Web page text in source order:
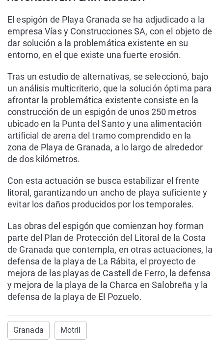
El espigón de Playa Granada se ha adjudicado a la
empresa Vías y Construcciones SA, con el objeto de
dar solución a la problemática existente en su
entorno, en el que existe una fuerte erosión.
Tras un estudio de alternativas, se seleccionó, bajo
un análisis multicriterio, que la solución óptima para
afrontar la problemática existente consiste en la
construcción de un espigón de unos 250 metros
ubicado en la Punta del Santo y una alimentación
artificial de arena del tramo comprendido en la
zona de Playa de Granada, a lo largo de alrededor
de dos kilómetros.
Con esta actuación se busca estabilizar el frente
litoral, garantizando un ancho de playa suficiente y
evitar los daños producidos por los temporales.
Las obras del espigón que comienzan hoy forman
parte del Plan de Protección del Litoral de la Costa
de Granada que contempla, en otras actuaciones, la
defensa de la playa de La Rábita, el proyecto de
mejora de las playas de Castell de Ferro, la defensa
y mejora de la playa de la Charca en Salobreña y la
defensa de la playa de El Pozuelo.
Granada Motril